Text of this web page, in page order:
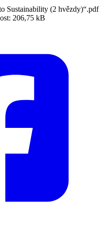
Sustainability (2 hvězdy)“.pdf
206,75 kB